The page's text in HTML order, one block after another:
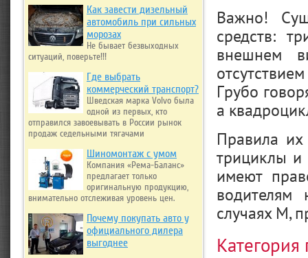
Важно!
средств:
внешнем
Грубо
а
Правила их
трициклы и
имеют
случаях М,
Как завести дизельный
автомобиль при сильных
морозах
Не бывает безвыходных
ситуаций, поверьте!!!
Где выбрать
коммерческий транспорт?
Шведская марка Volvo была
одной из первых, кто
отправился завоевывать в России рынок
продаж седельными тягачами
Шиномонтаж с умом
Компания «Рема-Баланс»
предлагает только
оригинальную продукцию,
внимательно отслеживая уровень цен.
Почему покупать авто у
официального дилера
выгоднее